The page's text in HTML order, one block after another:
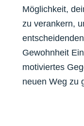
Möglichkeit,
zu verankern,
Gewohnheit
motiviertes
neuen Weg zu